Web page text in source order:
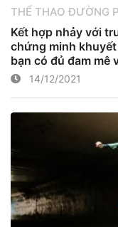
THỂ THAO ĐƯỜNG
Kết hợp nhảy với
chứng minh
bạn có đủ đam mê
14/12/2021